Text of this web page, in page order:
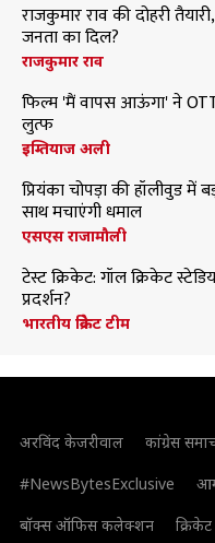
राजकुमार राव की दोहरी
जनता का दिल?
राजकुमार राव
फिल्म 'मैं वापस आऊंगा' ने
लुत्फ
इम्तियाज अली
प्रियंका चोपड़ा की हॉलीवुड
साथ मचाएंगी धमाल
एसएस राजामौली
टेस्ट क्रिकेट: गॉल क्रिकेट
प्रदर्शन?
भारतीय क्रिकेट टीम
अरविंद केजरीवाल कांग्रेस
#NewsBytesExclusive
बॉक्स ऑफिस कलेक्शन